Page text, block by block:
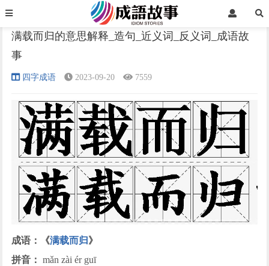
正文
满载而归的意思解释_造句_近义词_反义词_成语故
事
四字成语 2023-09-20 7559
成语：《满载而归 》
拼音： mǎn zài ér guī